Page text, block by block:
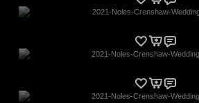
2021-Noles-Crenshaw-
2021-Noles-Crenshaw-
2021-Noles-Crenshaw-